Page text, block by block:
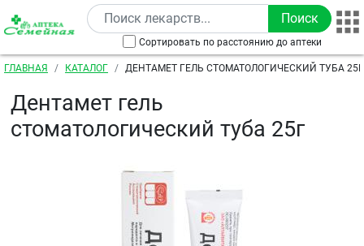
Перейти к основному содержанию
Сортировать по расстоянию до аптеки
Строка навигации
ГЛАВНАЯ КАТАЛОГ ДЕНТАМЕТ ГЕЛЬ СТОМАТОЛОГИЧЕСКИЙ ТУБА 25Г
Дентамет гель
стоматологический туба 25г